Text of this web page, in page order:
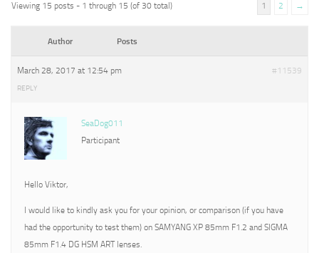
Viewing 15 posts - 1 through 15 (of 30 total) 1 2 →
Author Posts
March 28, 2017 at 12:54 pm #11539
REPLY
SeaDog011
Participant
Hello Viktor,
I would like to kindly ask you for your opinion, or comparison (if you have
had the opportunity to test them) on SAMYANG XP 85mm F1.2 and SIGMA
85mm F1.4 DG HSM ART lenses.